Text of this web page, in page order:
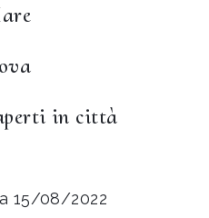
in città
15/08/2022